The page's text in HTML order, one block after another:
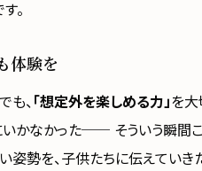
。
体験を
も、 「想定外を楽しめる力」を大
いかなかった── そういう瞬間
姿勢を、子供たちに伝えていき